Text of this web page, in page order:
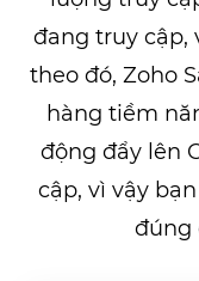
đang truy cập,
theo đó, Zoho
hàng tiềm
động đẩy lên
cập, vì vậy
đúng